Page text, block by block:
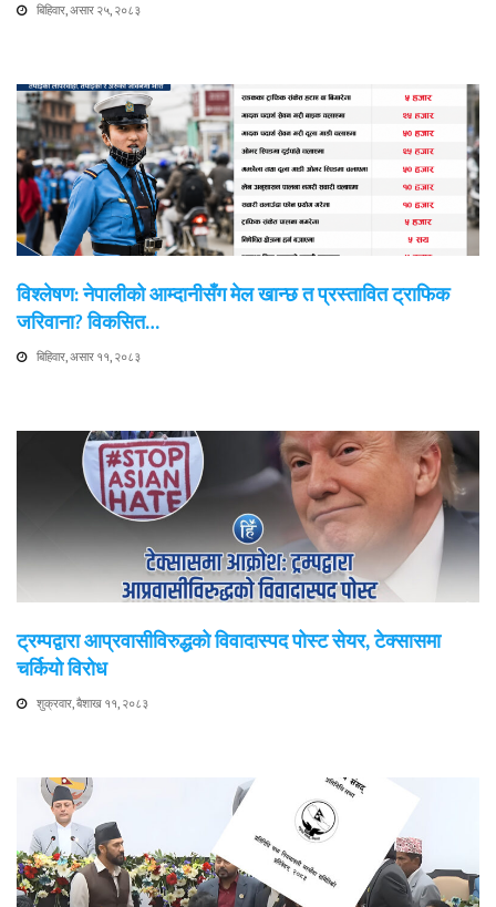
बिहिवार, असार २५, २०८३
विश्लेषण: नेपालीको आम्दानीसँग मेल खान्छ त प्रस्तावित ट्राफिक
जरिवाना? विकसित…
बिहिवार, असार ११, २०८३
ट्रम्पद्वारा आप्रवासीविरुद्धको विवादास्पद पोस्ट सेयर, टेक्सासमा
चर्कियो विरोध
शुक्रवार, बैशाख ११, २०८३